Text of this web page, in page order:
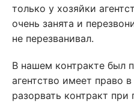
только у хозяйки
очень занята и
не перезванивал.
В нашем контракте был
агентство имеет право
разорвать контракт при